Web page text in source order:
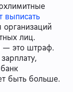
выписать
лиц.
— это штраф.
быть больше.